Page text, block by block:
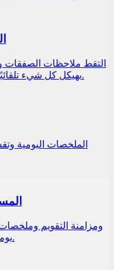
التقط ملاحظات الصفقات
بالصوت خلال الاجتماعات المتتالية. AI يهيكل كل شيء تلقائيًا.
الملخصات اليومية
يومية — دون الحاجة لتسعير حسب المقعد.